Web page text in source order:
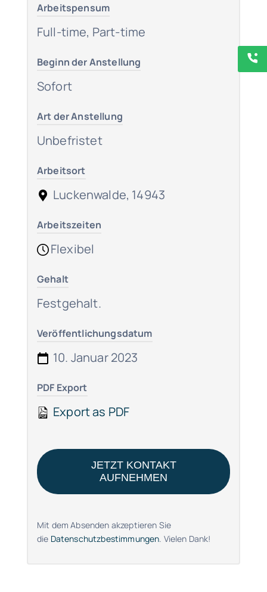
Arbeitspensum
Full-time, Part-time
Beginn der Anstellung
Sofort
Art der Anstellung
Unbefristet
Arbeitsort
Luckenwalde, 14943
Arbeitszeiten
Flexibel
Gehalt
Festgehalt.
Veröffentlichungsdatum
10. Januar 2023
PDF Export
Export as PDF
JETZT KONTAKT
AUFNEHMEN
Mit dem Absenden akzeptieren Sie
die Datenschutzbestimmungen. Vielen Dank!